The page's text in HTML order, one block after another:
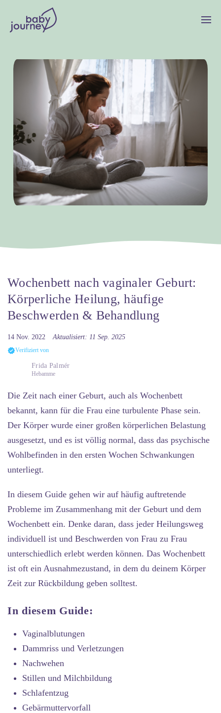
Wochenbett nach vaginaler Geburt:
Körperliche Heilung, häufige
Beschwerden & Behandlung
14 Nov. 2022 Aktualisiert: 11 Sep. 2025
Verifiziert von
Frida Palmér
Hebamme
Die Zeit nach einer Geburt, auch als Wochenbett
bekannt, kann für die Frau eine turbulente Phase sein.
Der Körper wurde einer großen körperlichen Belastung
ausgesetzt, und es ist völlig normal, dass das psychische
Wohlbefinden in den ersten Wochen Schwankungen
unterliegt.
In diesem Guide gehen wir auf häufig auftretende
Probleme im Zusammenhang mit der Geburt und dem
Wochenbett ein. Denke daran, dass jeder Heilungsweg
individuell ist und Beschwerden von Frau zu Frau
unterschiedlich erlebt werden können. Das Wochenbett
ist oft ein Ausnahmezustand, in dem du deinem Körper
Zeit zur Rückbildung geben solltest.
In diesem Guide:
Vaginalblutungen
Dammriss und Verletzungen
Nachwehen
Stillen und Milchbildung
Schlafentzug
Gebärmuttervorfall